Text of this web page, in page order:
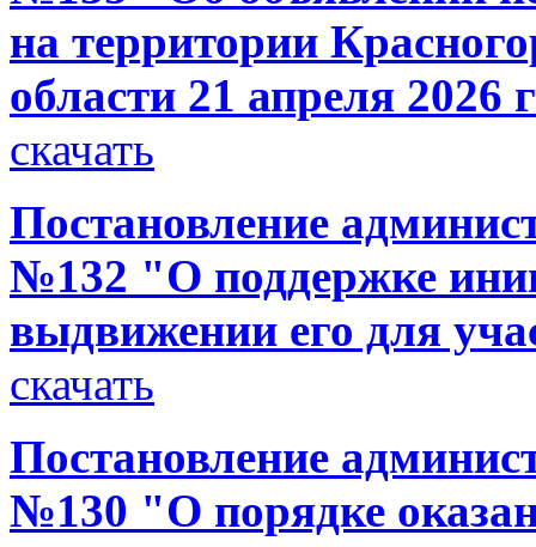
на территории
области 21 апреля 2026
скачать
Постановление
№132 "О поддержке
выдвижении его для
скачать
Постановление
№130 "О порядке